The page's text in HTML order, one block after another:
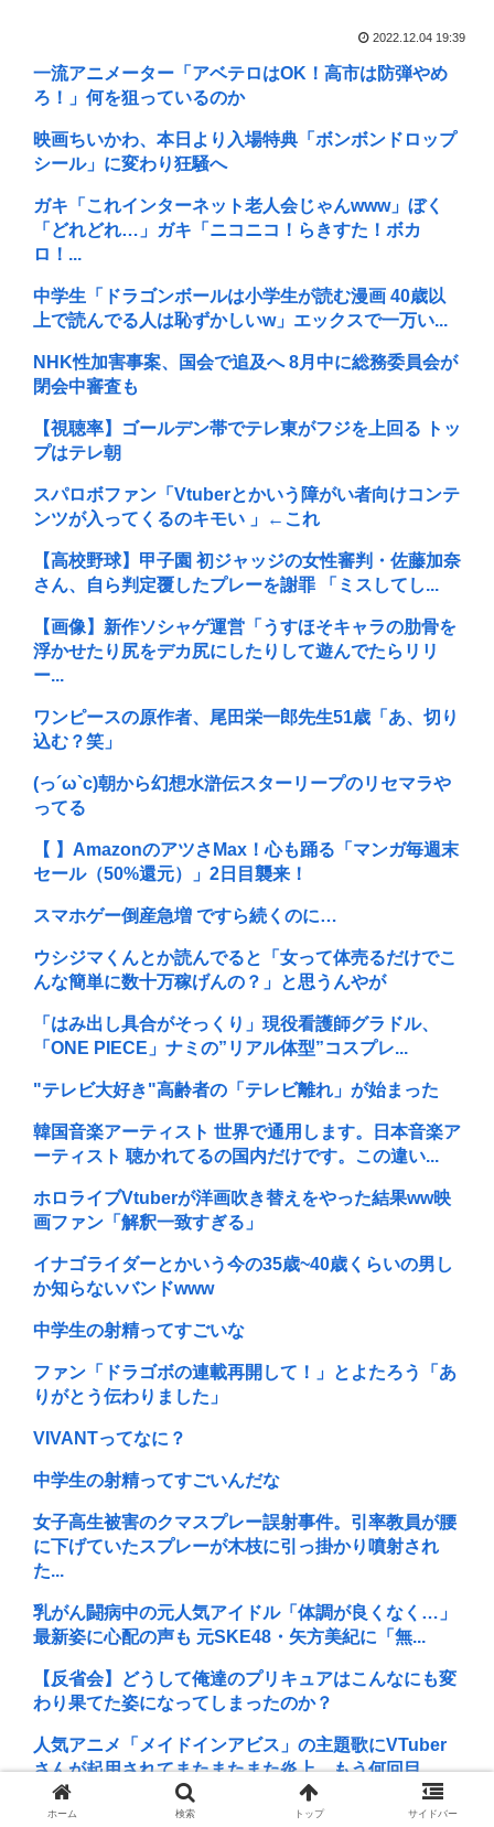
2022.12.04 19:39
一流アニメーター「アベテロはOK！高市は防弾やめ
ろ！」何を狙っているのか
映画ちいかわ、本日より入場特典「ボンボンドロップ
シール」に変わり狂騒へ
ガキ「これインターネット老人会じゃんwww」ぼく
「どれどれ…」ガキ「ニコニコ！らきすた！ボカ
ロ！...
中学生「ドラゴンボールは小学生が読む漫画 40歳以
上で読んでる人は恥ずかしいw」エックスで一万い...
NHK性加害事案、国会で追及へ 8月中に総務委員会が
閉会中審査も
【視聴率】ゴールデン帯でテレ東がフジを上回る トッ
プはテレ朝
スパロボファン「Vtuberとかいう障がい者向けコンテ
ンツが入ってくるのキモい 」←これ
【高校野球】甲子園 初ジャッジの女性審判・佐藤加奈
さん、自ら判定覆したプレーを謝罪 「ミスしてし...
【画像】新作ソシャゲ運営「うすほそキャラの肋骨を
浮かせたり尻をデカ尻にしたりして遊んでたらリリ
ー...
ワンピースの原作者、尾田栄一郎先生51歳「あ、切り
込む？笑」
(っ´ω`c)朝から幻想水滸伝スターリープのリセマラや
ってる
【 】AmazonのアツさMax！心も踊る「マンガ毎週末
セール（50%還元）」2日目襲来！
スマホゲー倒産急増 ですら続くのに…
ウシジマくんとか読んでると「女って体売るだけでこ
んな簡単に数十万稼げんの？」と思うんやが
「はみ出し具合がそっくり」現役看護師グラドル、
「ONE PIECE」ナミの”リアル体型”コスプレ...
"テレビ大好き"高齢者の「テレビ離れ」が始まった
韓国音楽アーティスト 世界で通用します。日本音楽ア
ーティスト 聴かれてるの国内だけです。この違い...
ホロライブVtuberが洋画吹き替えをやった結果ww映
画ファン「解釈一致すぎる」
イナゴライダーとかいう今の35歳~40歳くらいの男し
か知らないバンドwww
中学生の射精ってすごいな
ファン「ドラゴボの連載再開して！」とよたろう「あ
りがとう伝わりました」
VIVANTってなに？
中学生の射精ってすごいんだな
女子高生被害のクマスプレー誤射事件。引率教員が腰
に下げていたスプレーが木枝に引っ掛かり噴射され
た...
乳がん闘病中の元人気アイドル「体調が良くなく…」
最新姿に心配の声も 元SKE48・矢方美紀に「無...
【反省会】どうして俺達のプリキュアはこんなにも変
わり果てた姿になってしまったのか？
人気アニメ「メイドインアビス」の主題歌にVTuber
さんが起用されてまたまたまた炎上、もう何回目...
22歳女性、商業施設で通りすがりの面識無い女子中学
ホーム 検索 トップ サイドバー